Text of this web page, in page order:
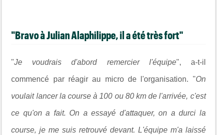
"Bravo à Julian Alaphilippe, il a été très fort"
"Je voudrais d'abord remercier l'équipe", a-t-il
commencé par réagir au micro de l'organisation. "On
voulait lancer la course à 100 ou 80 km de l'arrivée, c'est
ce qu'on a fait. On a essayé d'attaquer, on a durci la
course, je me suis retrouvé devant. L'équipe m'a laissé